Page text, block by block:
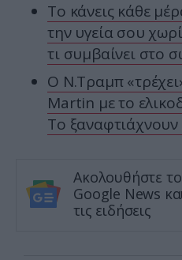
Το κάνεις κάθε
την υγεία σου
τι συμβαίνει στο
Ο Ν.Τραμπ
Martin με το
Το ξαναφτιάχνουν
Ακολουθήστε το
Google News
τις ειδήσεις